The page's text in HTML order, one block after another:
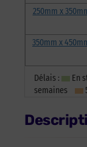
250mm x
350mm x
Délais :
En
semaines